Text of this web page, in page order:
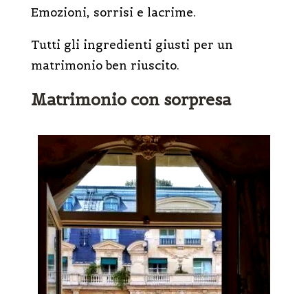
Emozioni, sorrisi e lacrime.
Tutti gli ingredienti giusti per un
matrimonio ben riuscito.
Matrimonio con sorpresa